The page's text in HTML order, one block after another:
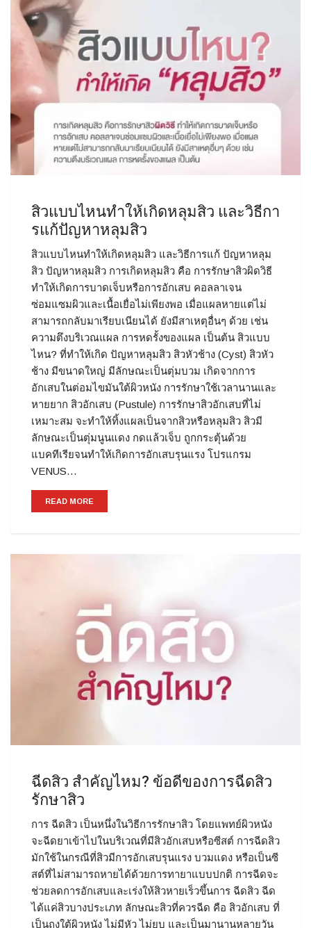
สิวแบบไหนทำให้เกิดหลุมสิว และวิธีกา
รแก้ปัญหาหลุมสิว
สิวแบบไหนทำให้เกิดหลุมสิว และวิธีการแก้ ปัญหาหลุม
สิว ปัญหาหลุมสิว การเกิดหลุมสิว คือ การรักษาสิวผิดวิธี
ทำให้เกิดการบาดเจ็บหรือการอักเสบ คอลลาเจน
ซ่อมแซมผิวและเนื้อเยื่อไม่เพียงพอ เมื่อแผลหายแต่ไม่
สามารถกลับมาเรียบเนียนได้ ยังมีสาเหตุอื่นๆ ด้วย เช่น
ความตึงบริเวณแผล การหดรั้งของแผล เป็นต้น สิวแบบ
ไหน? ที่ทำให้เกิด ปัญหาหลุมสิว สิวหัวช้าง (Cyst) สิวหัว
ช้าง มีขนาดใหญ่ มีลักษณะเป็นตุ่มบวม เกิดจากการ
อักเสบในต่อมไขมันใต้ผิวหนัง การรักษาใช้เวลานานและ
หายยาก สิวอักเสบ (Pustule) การรักษาสิวอักเสบที่ไม่
เหมาะสม จะทำให้ทิ้งแผลเป็นจากสิวหรือหลุมสิว สิวมี
ลักษณะเป็นตุ่มนูนแดง กดแล้วเจ็บ ถูกกระตุ้นด้วย
แบคทีเรียจนทำให้เกิดการอักเสบรุนแรง โปรแกรม
VENUS…
READ MORE
ฉีดสิว สำคัญไหม? ข้อดีของการฉีดสิว
รักษาสิว
การ ฉีดสิว เป็นหนึ่งในวิธีการรักษาสิว โดยแพทย์ผิวหนัง
จะฉีดยาเข้าไปในบริเวณที่มีสิวอักเสบหรือซีสต์ การฉีดสิว
มักใช้ในกรณีที่สิวมีการอักเสบรุนแรง บวมแดง หรือเป็นซี
สต์ที่ไม่สามารถหายได้ด้วยการทายาแบบปกติ การฉีดจะ
ช่วยลดการอักเสบและเร่งให้สิวหายเร็วขึ้นการ ฉีดสิว ฉีด
ได้แค่สิวบางประเภท ลักษณะสิวที่ควรฉีด คือ สิวอักเสบ ที่
เป็นถุงใต้ผิวหนัง ไม่มีหัว ไม่ยุบ และเป็นมานานหลายวัน